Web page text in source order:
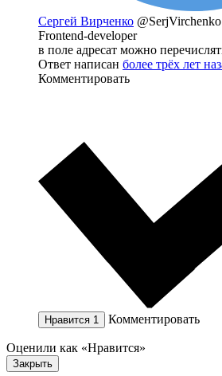
Сергей Вирченко @SerjVirchenko
Frontend-developer
в поле адресат можно
Ответ написан более трёх лет
Комментировать
Нравится 1 Комментировать
Оценили как «Нравится»
Закрыть